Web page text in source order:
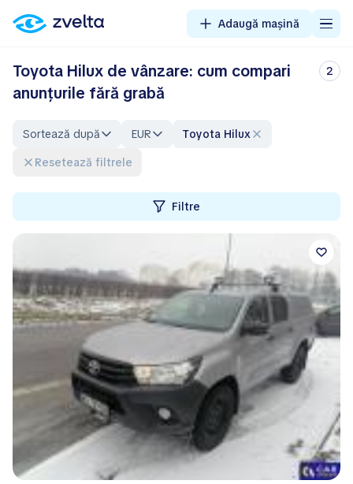
Adaugă mașină
Toyota Hilux de vânzare: cum compari
anunțurile fără grabă
2
Sortează după EUR
Toyota Hilux
Resetează filtrele
Filtre